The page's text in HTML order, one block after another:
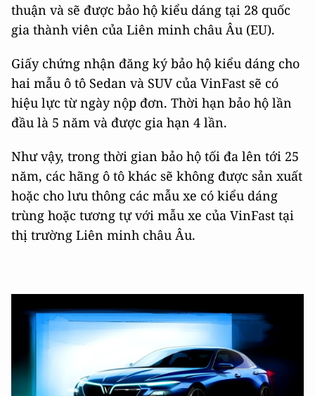
thuận và sẽ được bảo hộ kiểu dáng tại 28 quốc
gia thành viên của Liên minh châu Âu (EU).
Giấy chứng nhận đăng ký bảo hộ kiểu dáng cho
hai mẫu ô tô Sedan và SUV của VinFast sẽ có
hiệu lực từ ngày nộp đơn. Thời hạn bảo hộ lần
đầu là 5 năm và được gia hạn 4 lần.
Như vậy, trong thời gian bảo hộ tối đa lên tới 25
năm, các hãng ô tô khác sẽ không được sản xuất
hoặc cho lưu thông các mẫu xe có kiểu dáng
trùng hoặc tương tự với mẫu xe của VinFast tại
thị trường Liên minh châu Âu.